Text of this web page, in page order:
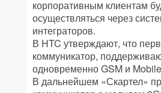
корпоративным клиентам
осуществляться через
интеграторов.
В HTC утверждают, что
коммуникатор,
одновременно GSM и
В дальнейшем «Скартел»